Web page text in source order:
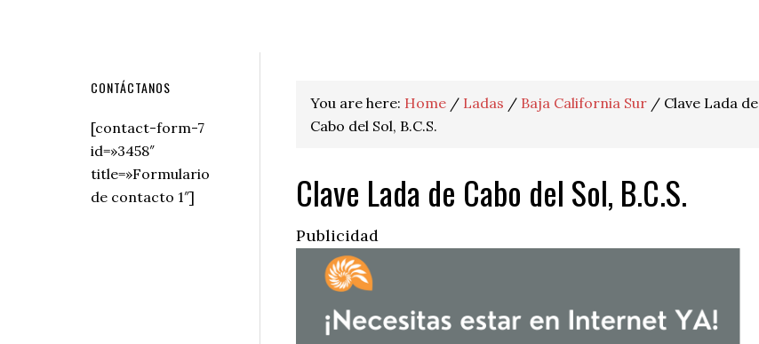
You are here: Home / Ladas / Baja California Sur / Clave Lada de
Cabo del Sol, B.C.S.
Clave Lada de Cabo del Sol, B.C.S.
Publicidad
Secondary
Sidebar
CONTÁCTANOS
[contact-form-7
id=»3458″
title=»Formulario
de contacto 1″]